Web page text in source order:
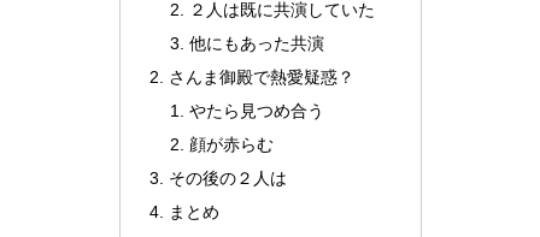
２人は既に共演していた
他にもあった共演
さんま御殿で熱愛疑惑？
やたら見つめ合う
顔が赤らむ
その後の２人は
まとめ